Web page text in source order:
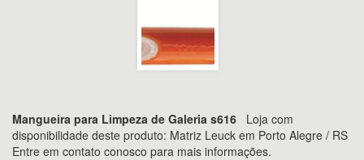
Mangueira para Limpeza de Galeria s616 Loja com
disponibilidade deste produto: Matriz Leuck em Porto Alegre / RS
Entre em contato conosco para mais informações.